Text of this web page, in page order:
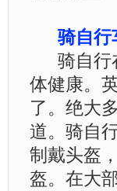
骑自行
骑自行
体健康。
了。绝大
道。骑自
制戴头盔
盔。在大